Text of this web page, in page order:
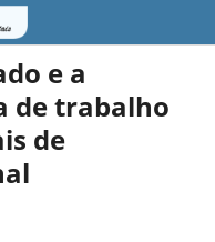
e a
de trabalho
de